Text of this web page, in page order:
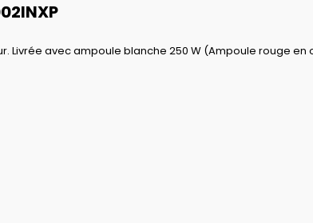
avec ampoule blanche 250 W (Ampoule rouge en